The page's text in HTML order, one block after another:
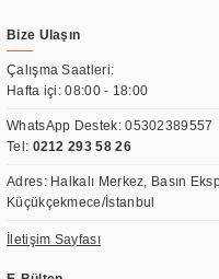
Bize Ulaşın
Çalışma Saatleri:
Hafta içi: 08:00 - 18:00
WhatsApp Destek:05302389557
Tel: 0212 293 58 26
Adres: Halkalı Merkez, Basın
Küçükçekmece/İstanbul
İletişim Sayfası